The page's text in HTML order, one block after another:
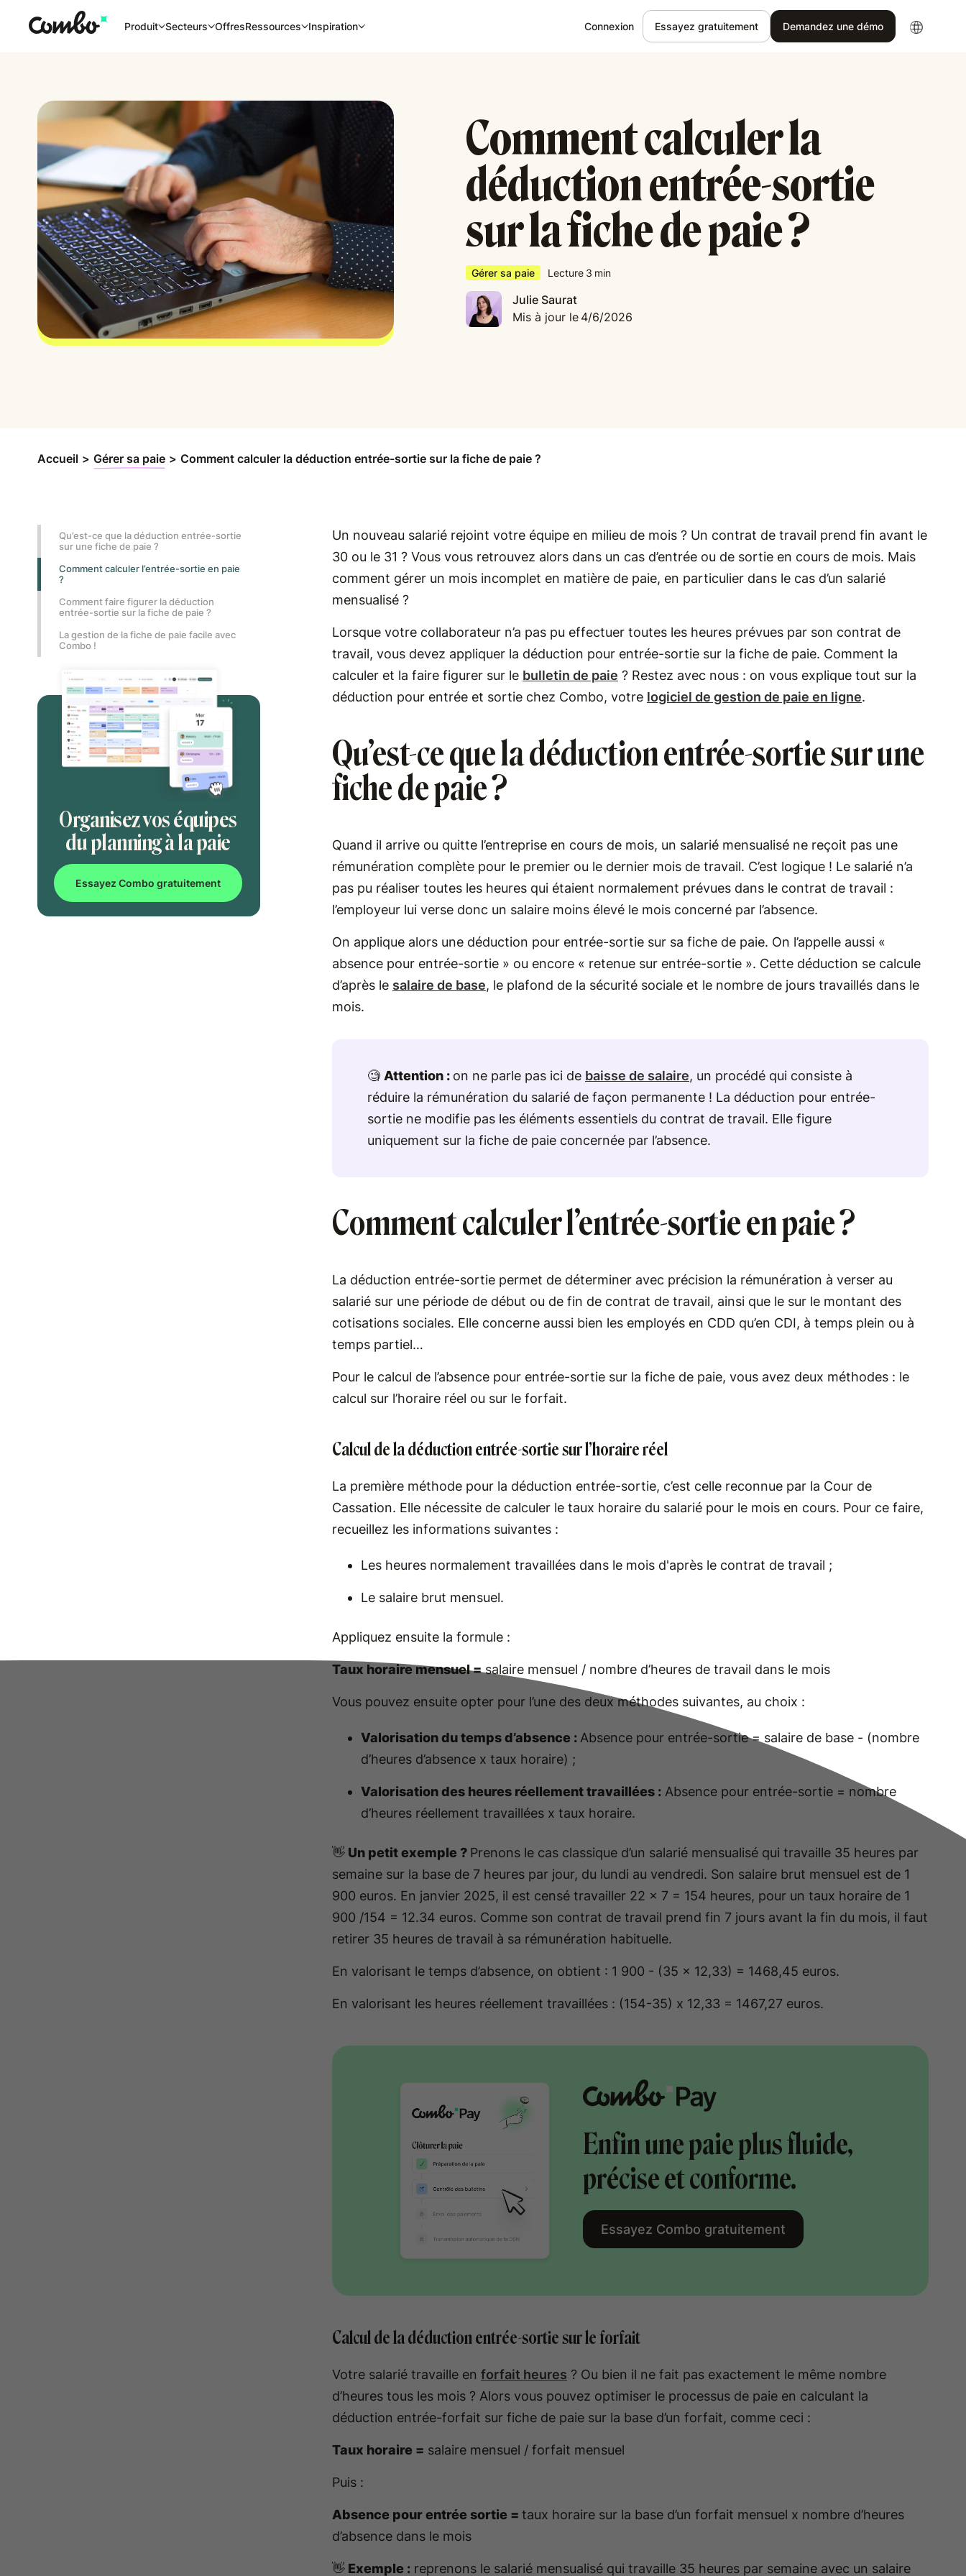
Produit Secteurs OffresRessources Inspiration Connexion Essayez gratuitement Demandez une démo
Comment calculer la
déduction entrée-sortie
sur la fiche de paie ?
Gérer sa paie Lecture 3 min
Julie Saurat
Mis à jour le 4/6/2026
Accueil > Gérer sa paie > Comment calculer la déduction entrée-sortie sur la fiche de paie ?
Qu’est-ce que la déduction entrée-sortie
sur une fiche de paie ?
Comment calculer l’entrée-sortie en paie
?
Comment faire figurer la déduction
entrée-sortie sur la fiche de paie ?
La gestion de la fiche de paie facile avec
Combo !
Organisez vos équipes
du planning à la paie
Essayez Combo gratuitement
Un nouveau salarié rejoint votre équipe en milieu de mois ? Un contrat de travail prend fin avant le
30 ou le 31 ? Vous vous retrouvez alors dans un cas d’entrée ou de sortie en cours de mois. Mais
comment gérer un mois incomplet en matière de paie, en particulier dans le cas d’un salarié
mensualisé ?
Lorsque votre collaborateur n’a pas pu effectuer toutes les heures prévues par son contrat de
travail, vous devez appliquer la déduction pour entrée-sortie sur la fiche de paie. Comment la
calculer et la faire figurer sur le bulletin de paie ? Restez avec nous : on vous explique tout sur la
déduction pour entrée et sortie chez Combo, votre logiciel de gestion de paie en ligne.
Qu’est-ce que la déduction entrée-sortie sur une
fiche de paie ?
Quand il arrive ou quitte l’entreprise en cours de mois, un salarié mensualisé ne reçoit pas une
rémunération complète pour le premier ou le dernier mois de travail. C’est logique ! Le salarié n’a
pas pu réaliser toutes les heures qui étaient normalement prévues dans le contrat de travail :
l’employeur lui verse donc un salaire moins élevé le mois concerné par l’absence.
On applique alors une déduction pour entrée-sortie sur sa fiche de paie. On l’appelle aussi «
absence pour entrée-sortie » ou encore « retenue sur entrée-sortie​​ ». Cette déduction se calcule
d’après le salaire de base, le plafond de la sécurité sociale et le nombre de jours travaillés dans le
mois.
🧐 Attention : on ne parle pas ici de baisse de salaire, un procédé qui consiste à
réduire la rémunération du salarié de façon permanente ! La déduction pour entrée-
sortie ne modifie pas les éléments essentiels du contrat de travail. Elle figure
uniquement sur la fiche de paie concernée par l’absence.
Comment calculer l’entrée-sortie en paie ?
La déduction entrée-sortie permet de déterminer avec précision la rémunération à verser au
salarié sur une période de début ou de fin de contrat de travail, ainsi que le sur le montant des
cotisations sociales. Elle concerne aussi bien les employés en CDD qu’en CDI, à temps plein ou à
temps partiel…
Pour le calcul de l’absence pour entrée-sortie sur la fiche de paie, vous avez deux méthodes : le
calcul sur l’horaire réel ou sur le forfait.
Calcul de la déduction entrée-sortie sur l’horaire réel
La première méthode pour la déduction entrée-sortie, c’est celle reconnue par la Cour de
Cassation. Elle nécessite de calculer le taux horaire du salarié pour le mois en cours. Pour ce faire,
recueillez les informations suivantes :
Les heures normalement travaillées dans le mois d'après le contrat de travail ;
Le salaire brut mensuel.
Appliquez ensuite la formule :
Taux horaire mensuel =salaire mensuel / nombre d’heures de travail dans le mois
Vous pouvez ensuite opter pour l’une des deux méthodes suivantes, au choix :
Valorisation du temps d’absence : Absence pour entrée-sortie = salaire de base - (nombre
d’heures d’absence x taux horaire) ;
Valorisation des heures réellement travaillées : Absence pour entrée-sortie = nombre
d’heures réellement travaillées x taux horaire.
👋 Un petit exemple ? Prenons le cas classique d’un salarié mensualisé qui travaille 35 heures par
semaine sur la base de 7 heures par jour, du lundi au vendredi. Son salaire brut mensuel est de 1
900 euros. En janvier 2025, il est censé travailler 22 x 7 = 154 heures, pour un taux horaire de 1
900 /154 = 12.34 euros. Comme son contrat de travail prend fin 7 jours avant la fin du mois, il faut
retirer 35 heures de travail à sa rémunération habituelle.
En valorisant le temps d’absence, on obtient : 1 900 - (35 x 12,33) = 1468,45 euros.
En valorisant les heures réellement travaillées : (154-35) x 12,33 = 1467,27 euros.
Enfin une paie plus fluide,
précise et conforme.
Essayez Combo gratuitement
Calcul de la déduction entrée-sortie sur le forfait
Votre salarié travaille en forfait heures ? Ou bien il ne fait pas exactement le même nombre
d’heures tous les mois ? Alors vous pouvez optimiser le processus de paie en calculant la
déduction entrée-forfait sur fiche de paie sur la base d’un forfait, comme ceci :
Taux horaire = salaire mensuel / forfait mensuel
Puis :
Absence pour entrée sortie = taux horaire sur la base d’un forfait mensuel x nombre d’heures
d’absence dans le mois
👋 Exemple : reprenons le salarié mensualisé qui travaille 35 heures par semaine avec un salaire